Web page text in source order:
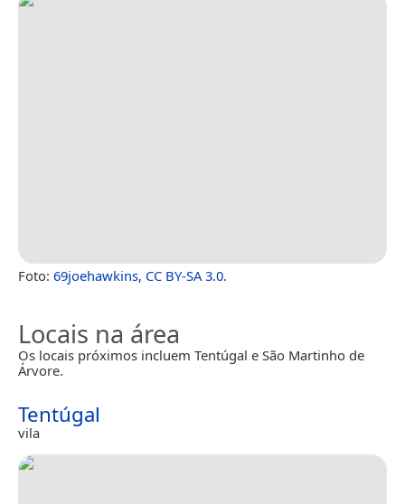
Foto: 69joehawkins, CC BY-SA 3.0.
Locais na área
Os locais próximos incluem Tentúgal e São Martinho de
Árvore.
Tentúgal
vila